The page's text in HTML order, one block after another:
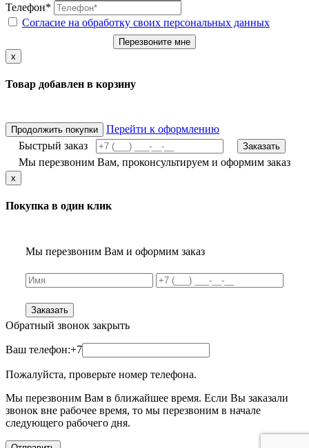
Телефон*
Согласие на обработку своих персональных данных
Перезвоните мне
x
Товар добавлен в корзину
Продолжить покупки
Перейти к оформлению
Быстрый заказ
Заказать
Мы перезвоним Вам, проконсультируем и оформим заказ
x
Покупка в один клик
Мы перезвоним Вам и оформим заказ
Заказать
Обратный звонок закрыть
Ваш телефон:+7
Пожалуйста, проверьте номер телефона.
Мы перезвоним Вам в ближайшее время. Если Вы заказали
звонок вне рабочее время, то мы перезвоним в начале
следующего рабочего дня.